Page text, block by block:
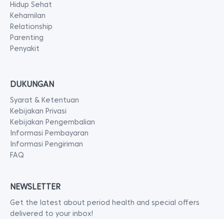
Hidup Sehat
Kehamilan
Relationship
Parenting
Penyakit
DUKUNGAN
Syarat & Ketentuan
Kebijakan Privasi
Kebijakan Pengembalian
Informasi Pembayaran
Informasi Pengiriman
FAQ
NEWSLETTER
Get the latest about period health and special offers
delivered to your inbox!